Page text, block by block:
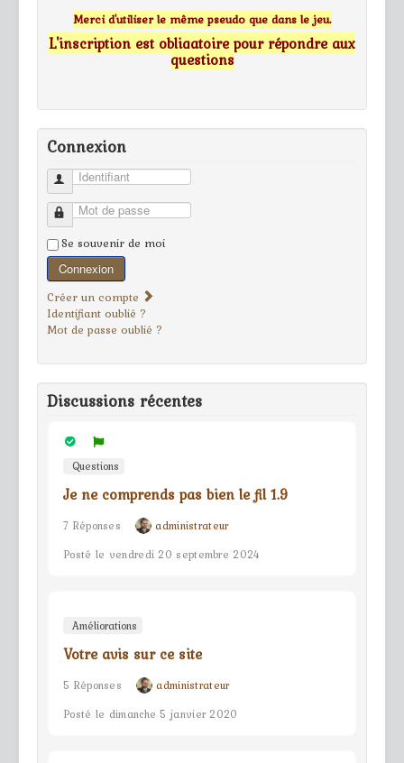
Merci d'utiliser le même pseudo que dans le jeu.
L'inscription est obligatoire pour répondre aux
questions
Connexion
Identifiant
Mot de passe
Se souvenir de moi
Connexion
Créer un compte
Identifiant oublié ?
Mot de passe oublié ?
Discussions récentes
Questions
Je ne comprends pas bien le fil 1.9
7 Réponses
administrateur
Posté le vendredi 20 septembre 2024
Améliorations
Votre avis sur ce site
5 Réponses
administrateur
Posté le dimanche 5 janvier 2020